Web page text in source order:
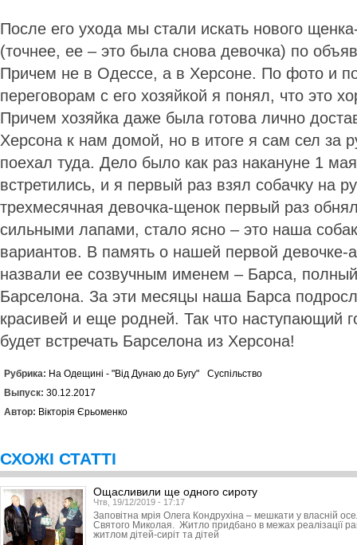
После его ухода мы стали искать нового
(точнее, ее – это была снова девочка) по
Причем не в Одессе, а в Херсоне. По фото и
переговорам с его хозяйкой я понял, что это
Причем хозяйка даже была готова лично
Херсона к нам домой, но в итоге я сам сел за
поехал туда. Дело было как раз накануне 1
встретились, и я первый раз взял собачку на
трехмесячная девочка-щенок первый раз
сильными лапами, стало ясно – это наша
вариантов. В память о нашей первой
назвали ее созвучным именем – Барса,
Барселона. За эти месяцы наша Барса
красивей и еще родней. Так что наступающий
будет встречать Барселона из Херсона!
Рубрика: На Одещині - "Від Дунаю до Бугу"
Суспільство
Выпуск: 30.12.2017
Автор: Вікторія Єрьоменко
СХОЖІ СТАТТІ
Ощасливили ще одного сироту
Чтв, 19/12/2019 - 17:17
Заповітна мрія Олега Кондрухіна – мешкати у власній
Святого Миколая. Житло придбано в межах реалізації
житлом дітей-сиріт та дітей